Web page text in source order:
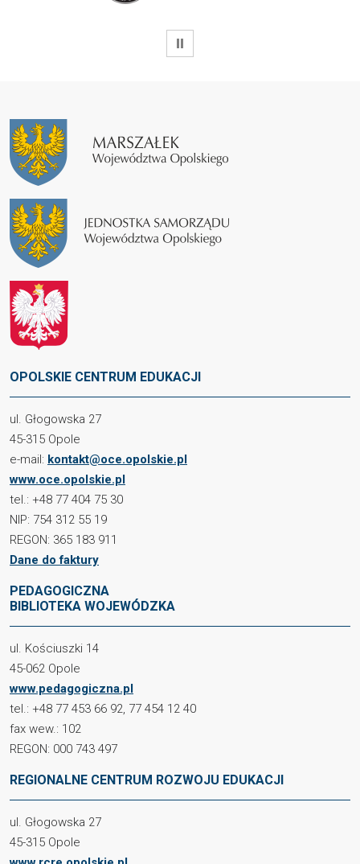
WSTRZYMAJ
OPOLSKIE CENTRUM EDUKACJI
ul. Głogowska 27
45-315 Opole
e-mail: kontakt@oce.opolskie.pl
www.oce.opolskie.pl
tel.: +48 77 404 75 30
NIP: 754 312 55 19
REGON: 365 183 911
Dane do faktury
PEDAGOGICZNA
BIBLIOTEKA WOJEWÓDZKA
ul. Kościuszki 14
45-062 Opole
www.pedagogiczna.pl
tel.: +48 77 453 66 92, 77 454 12 40
fax wew.: 102
REGON: 000 743 497
REGIONALNE CENTRUM ROZWOJU EDUKACJI
ul. Głogowska 27
45-315 Opole